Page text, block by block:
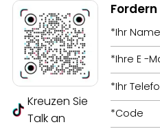
Kreuzen Sie
Talk an